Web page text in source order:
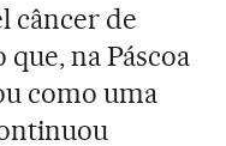
câncer de
na Páscoa
como uma